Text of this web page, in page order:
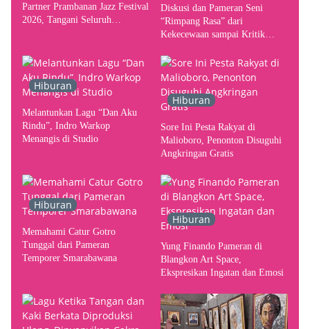
Partner Prambanan Jazz Festival
2026, Tangani Seluruh
Diskusi dan Pameran Seni
“Rimpang Rasa” dari
Kekecewaan sampai Kritik
Pusat Pergerakan Seni Rupa
Indonesia
Hiburan
Melantunkan Lagu “Dan Aku
Rindu”, Indro Warkop
Menangis di Studio
Hiburan
Sore Ini Pesta Rakyat di
Malioboro, Penonton Disuguhi
Angkringan Gratis
Hiburan
Memahami Catur Gotro
Tunggal dari Pameran
Temporer Smarabawana
Hiburan
Yung Finando Pameran di
Blangkon Art Space,
Ekspresikan Ingatan dan Emosi